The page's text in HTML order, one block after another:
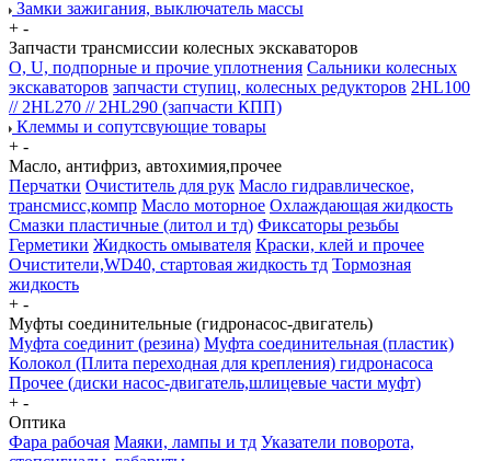
Замки зажигания, выключатель массы
+ -
Запчасти трансмиссии колесных экскаваторов
О, U, подпорные и прочие уплотнения Сальники колесных
экскаваторов запчасти ступиц, колесных редукторов 2HL100
// 2HL270 // 2HL290 (запчасти КПП)
Клеммы и сопутсвующие товары
+ -
Масло, антифриз, автохимия,прочее
Перчатки Очиститель для рук Масло гидравлическое,
трансмисс,компр Масло моторное Охлаждающая жидкость
Смазки пластичные (литол и тд) Фиксаторы резьбы
Герметики Жидкость омывателя Краски, клей и прочее
Очистители,WD40, стартовая жидкость тд Тормозная
жидкость
+ -
Муфты соединительные (гидронасос-двигатель)
Муфта соединит (резина) Муфта соединительная (пластик)
Колокол (Плита переходная для крепления) гидронасоса
Прочее (диски насос-двигатель,шлицевые части муфт)
+ -
Оптика
Фара рабочая Маяки, лампы и тд Указатели поворота,